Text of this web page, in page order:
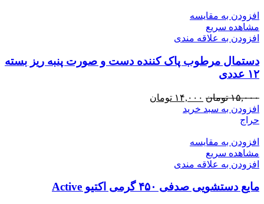
افزودن به مقایسه
مشاهده سریع
افزودن به علاقه مندی
دستمال مرطوب پاک کننده دست و صورت پنبه ریز بسته
۱۲ عددی
۱۵,۰۰۰ تومان قیمت
اصلی:
۱۴,۰۰۰ تومان
افزودن به سبد خرید
حراج
افزودن به مقایسه
مشاهده سریع
افزودن به علاقه مندی
مایع دستشویی صدفی ۴۵۰ گرمی اکتیو Active